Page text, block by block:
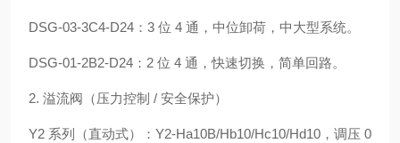
DSG-03-3C4-D24：3 位 4 通，中位卸荷，中大型系统。
DSG-01-2B2-D24：2 位 4 通，快速切换，简单回路。
2. 溢流阀（压力控制 / 安全保护）
Y2 系列（直动式）：Y2‑Ha10B/Hb10/Hc10/Hd10，调压 0